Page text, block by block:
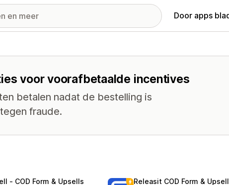
Door apps
voor voorafbetaalde incentives
betalen nadat de bestelling is
fraude.
‑ COD Form & Upsells Releasit COD Form &